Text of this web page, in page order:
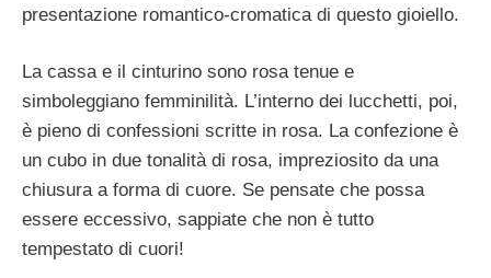
presentazione romantico-cromatica di questo gioiello.
La cassa e il cinturino sono rosa tenue e
simboleggiano femminilità. L’interno dei lucchetti, poi,
è pieno di confessioni scritte in rosa. La confezione è
un cubo in due tonalità di rosa, impreziosito da una
chiusura a forma di cuore. Se pensate che possa
essere eccessivo, sappiate che non è tutto
tempestato di cuori!